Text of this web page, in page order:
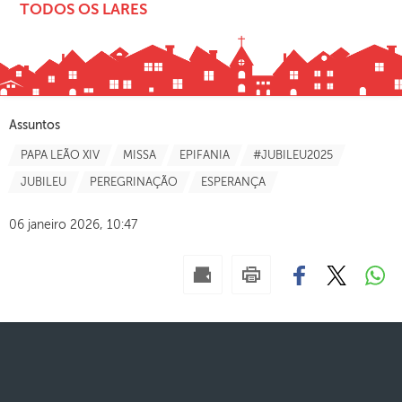
TODOS OS LARES
Assuntos
PAPA LEÃO XIV MISSA EPIFANIA #JUBILEU2025
JUBILEU PEREGRINAÇÃO ESPERANÇA
06 janeiro 2026, 10:47